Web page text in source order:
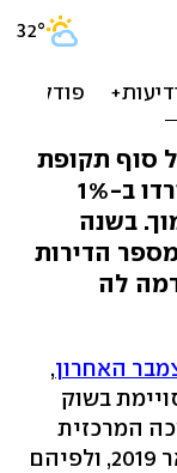
של
חדשות
סוף תקופת
ההאטה בשוק הדירות. המכירות ירדו ב-1%
בשנה
נרשמה ירידה של 7% במספר הדירות
לה
האחרון,
בשוק
המרכזית
לסטטיסטיקה (הלמ"ס) את נתוני ינואר 2019, ולפיהם